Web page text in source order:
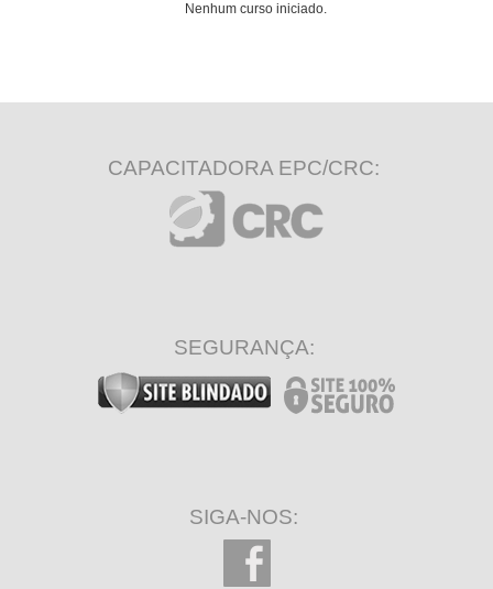
Nenhum curso iniciado.
CAPACITADORA EPC/CRC:
SEGURANÇA:
SIGA-NOS: